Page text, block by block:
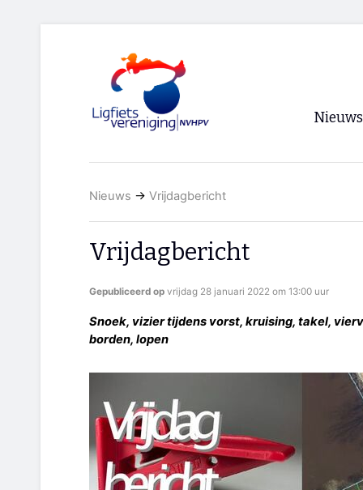
Nieuws
Nieuws → Vrijdagbericht
Vrijdagbericht
Gepubliceerd op vrijdag 28 januari 2022 om 13:00 uur
Snoek, vizier tijdens vorst, kruising, takel,
borden, lopen